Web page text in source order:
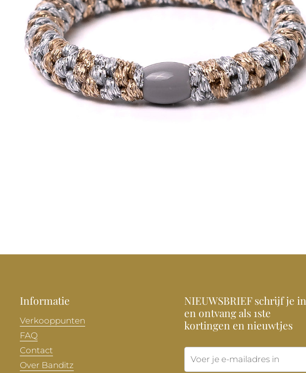
Informatie
Verkooppunten
FAQ
Contact
Over Banditz
NIEUWSBRIEF schrijf je in
en ontvang als 1ste
kortingen en nieuwtjes